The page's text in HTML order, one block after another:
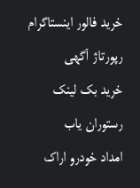
خرید فالور اینستاگرام
رپورتاژ آگهی
خرید بک لینک
رستوران یاب
امداد خودرو اراک